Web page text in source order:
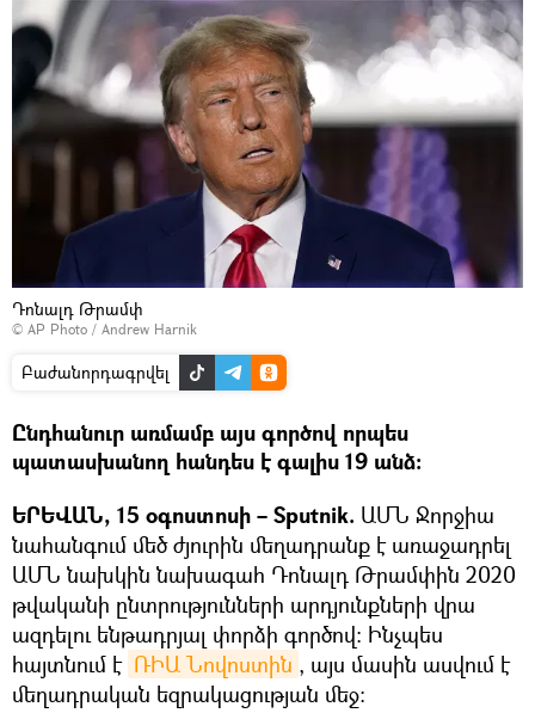
Դոնալդ Թրամփ
© AP Photo / Andrew Harnik
Բաժանորդագրվել
Ընդհանուր առմամբ այս գործով որպես
պատասխանող հանդես է գալիս 19 անձ։
ԵՐԵՎԱՆ, 15 օգոստոսի – Sputnik. ԱՄՆ Ջորջիա
նահանգում մեծ ժյուրին մեղադրանք է առաջադրել
ԱՄՆ նախկին նախագահ Դոնալդ Թրամփին 2020
թվականի ընտրությունների արդյունքների վրա
ազդելու ենթադրյալ փորձի գործով: Ինչպես
հայտնում է ՌԻԱ Նովոստին , այս մասին ասվում է
մեղադրական եզրակացության մեջ։